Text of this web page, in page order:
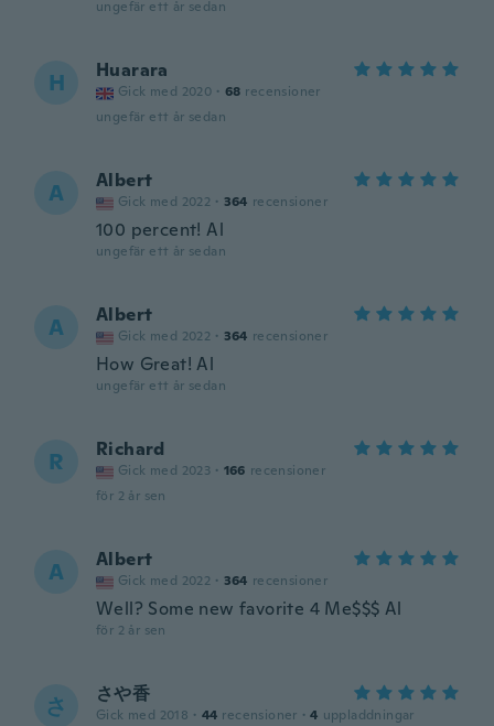
ungefär ett år sedan
H Huarara
Gick med 2020 · 68 recensioner
ungefär ett år sedan
A Albert
Gick med 2022 · 364 recensioner
100 percent! Al
ungefär ett år sedan
A Albert
Gick med 2022 · 364 recensioner
How Great! Al
ungefär ett år sedan
R Richard
Gick med 2023 · 166 recensioner
för 2 år sen
A Albert
Gick med 2022 · 364 recensioner
Well? Some new favorite 4 Me$$$ Al
för 2 år sen
さ さや香
Gick med 2018 · 44 recensioner · 4 uppladdningar